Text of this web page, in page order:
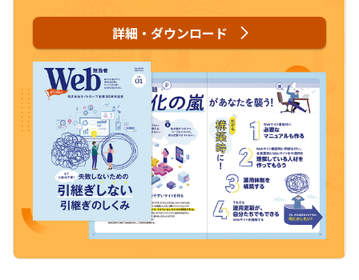
詳細・ダウンロード